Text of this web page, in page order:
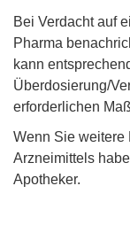
Bei Verdacht auf
Pharma
kann
Überdosierung/
erforderlichen
Wenn Sie weitere
Arzneimittels
Apotheker.